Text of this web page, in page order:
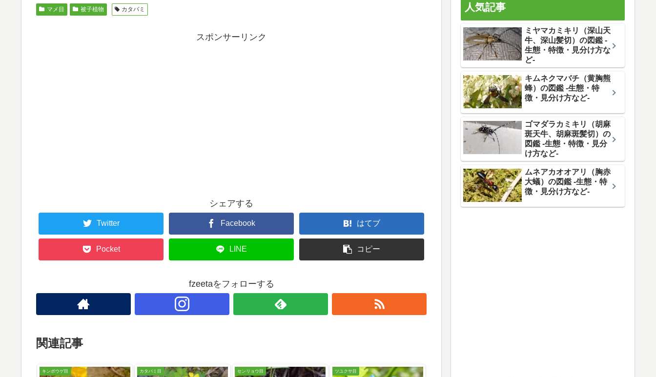
マメ目 被子植物 カタバミ
スポンサーリンク
シェアする
Twitter Facebook はてブ
Pocket LINE コピー
fzeetaをフォローする
関連記事
キンポウゲ目 カタバミ目 センリョウ目 ツユクサ目
人気記事
ミヤマカミキリ（深山天
牛、深山髪切）の図鑑 -
生態・特徴・見分け方な
ど-
キムネクマバチ（黄胸熊
蜂）の図鑑 -生態・特
徴・見分け方など-
ゴマダラカミキリ（胡麻
斑天牛、胡麻斑髪切）の
図鑑 -生態・特徴・見分
け方など-
ムネアカオオアリ（胸赤
大蟻）の図鑑 -生態・特
徴・見分け方など-